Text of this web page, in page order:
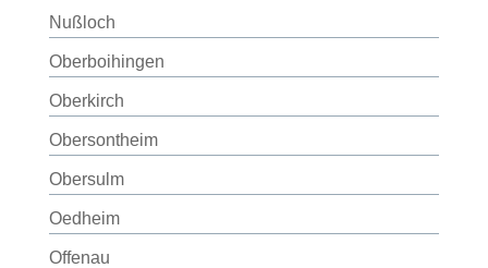
Nußloch
Oberboihingen
Oberkirch
Obersontheim
Obersulm
Oedheim
Offenau